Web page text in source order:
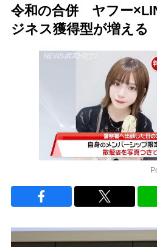
令和の合併 ヤフー
ジネス獲得型が増える